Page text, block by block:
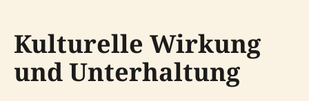
Kulturelle Wirkung
und Unterhaltung